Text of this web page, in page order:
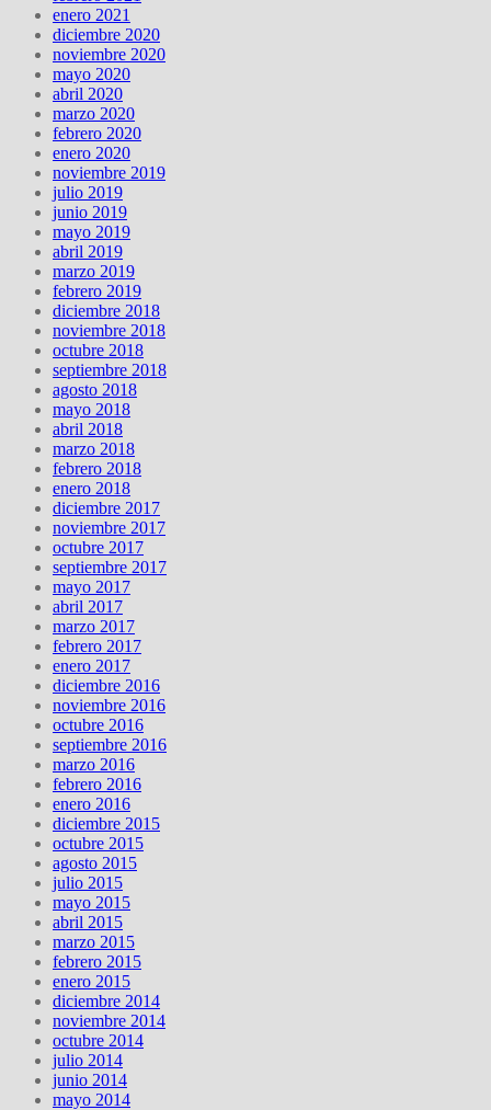
enero 2021
diciembre 2020
noviembre 2020
mayo 2020
abril 2020
marzo 2020
febrero 2020
enero 2020
noviembre 2019
julio 2019
junio 2019
mayo 2019
abril 2019
marzo 2019
febrero 2019
diciembre 2018
noviembre 2018
octubre 2018
septiembre 2018
agosto 2018
mayo 2018
abril 2018
marzo 2018
febrero 2018
enero 2018
diciembre 2017
noviembre 2017
octubre 2017
septiembre 2017
mayo 2017
abril 2017
marzo 2017
febrero 2017
enero 2017
diciembre 2016
noviembre 2016
octubre 2016
septiembre 2016
marzo 2016
febrero 2016
enero 2016
diciembre 2015
octubre 2015
agosto 2015
julio 2015
mayo 2015
abril 2015
marzo 2015
febrero 2015
enero 2015
diciembre 2014
noviembre 2014
octubre 2014
julio 2014
junio 2014
mayo 2014